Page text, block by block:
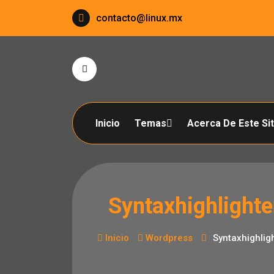
contacto@linux.mx
Inicio Temas Acerca De Este
Inicio Wordpress